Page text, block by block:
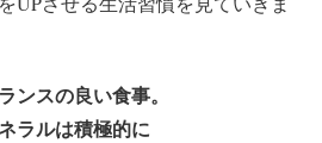
ンスの良い食事。
ラルは積極的に